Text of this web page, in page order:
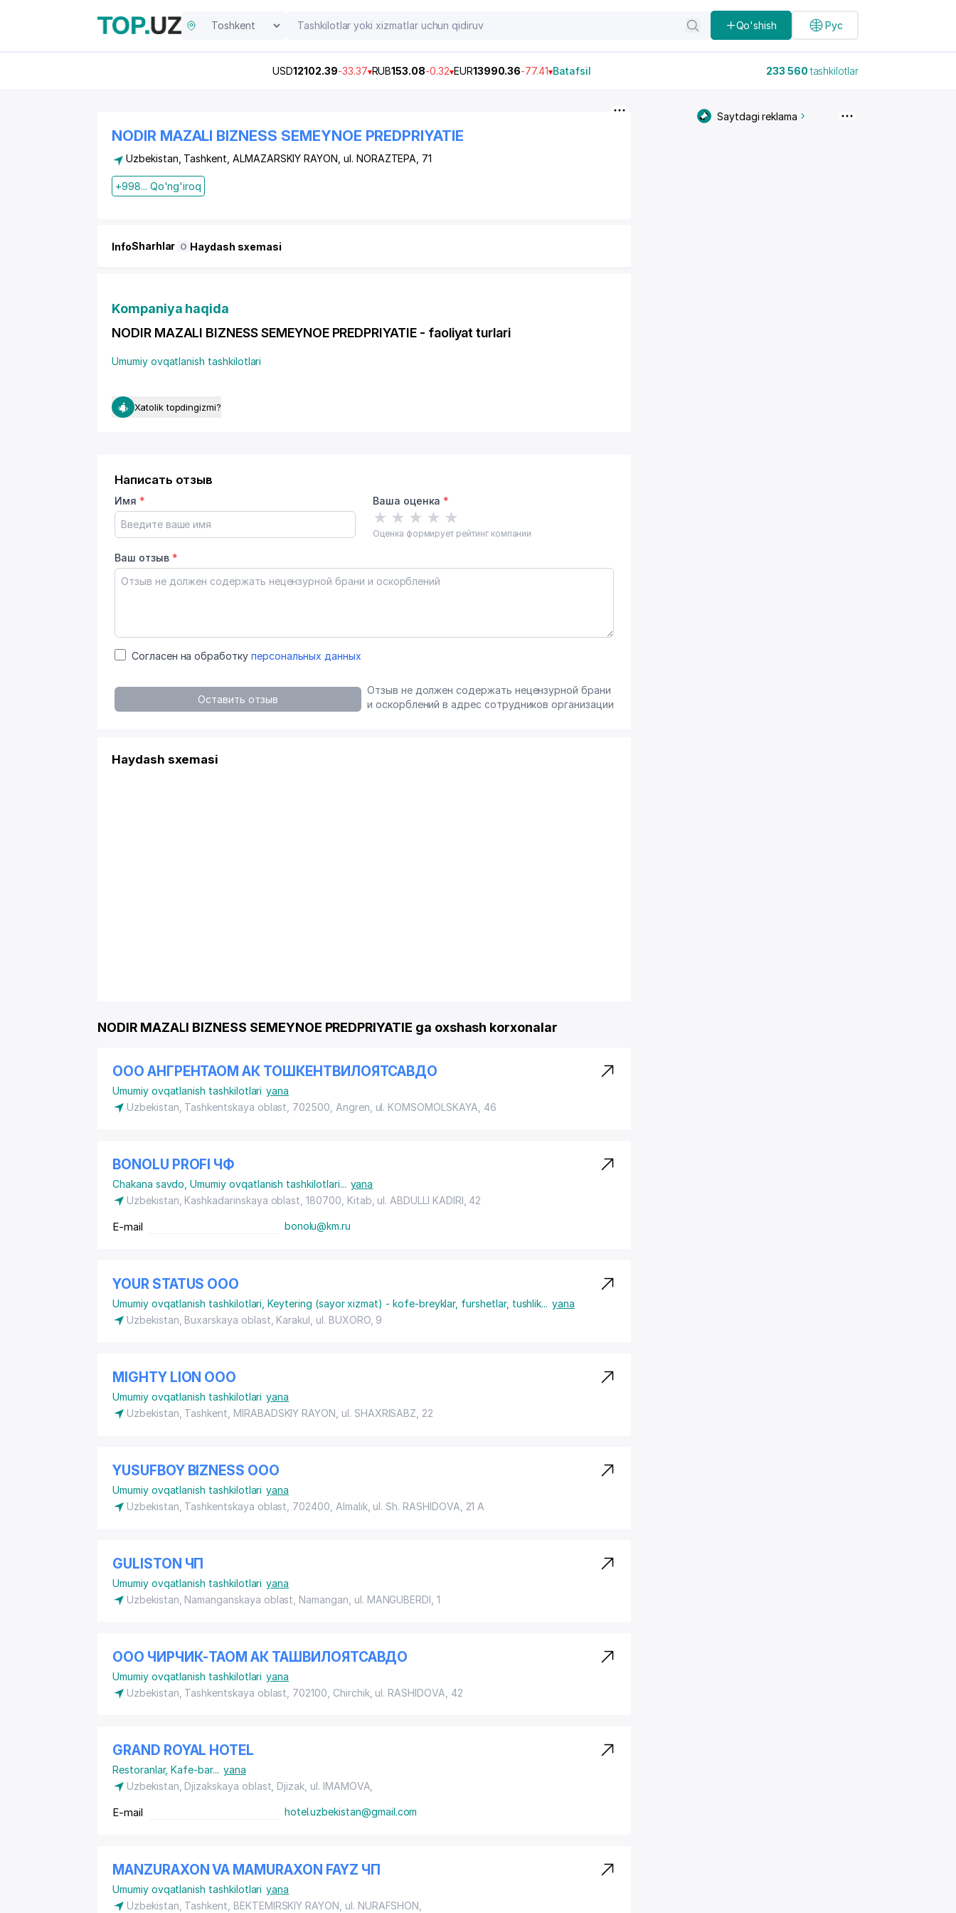
Qo'shish Рус
USD12102.39-33.37 RUB153.08-0.32 EUR13990.36-77.41 Batafsil 233 560tashkilotlar
NODIR MAZALI BIZNESS SEMEYNOE PREDPRIYATIE
Uzbekistan, Tashkent, ALMAZARSKIY RAYON , ul. NORAZTEPA, 71
+998... Qo'ng'iroq
InfoSharhlar 0 Haydash sxemasi
Kompaniya haqida
NODIR MAZALI BIZNESS SEMEYNOE PREDPRIYATIE - faoliyat turlari
Umumiy ovqatlanish tashkilotlari
Xatolik topdingizmi?
Написать отзыв
Имя * Ваша оценка *
★ ★ ★ ★ ★
Оценка формирует рейтинг компании
Ваш отзыв *
Согласен на обработку персональных данных
Оставить отзыв
Отзыв не должен содержать нецензурной брани
и оскорблений в адрес сотрудников организации
Haydash sxemasi
NODIR MAZALI BIZNESS SEMEYNOE PREDPRIYATIE ga oxshash korxonalar
ООО АНГРЕНТАОМ АК ТОШКЕНТВИЛОЯТСАВДО
Umumiy ovqatlanish tashkilotlari yana
Uzbekistan, Tashkentskaya oblast, 702500, Angren, ul. KOMSOMOLSKAYA , 46
BONOLU PROFI ЧФ
Chakana savdo ,Umumiy ovqatlanish tashkilotlari... yana
Uzbekistan, Kashkadarinskaya oblast, 180700, Kitab, ul. ABDULLI KADIRI , 42
E-mail bonolu@km.ru
YOUR STATUS ООО
Umumiy ovqatlanish tashkilotlari ,Keytering (sayor xizmat) - kofe-breyklar, furshetlar, tushlik... yana
Uzbekistan, Buxarskaya oblast, Karakul, ul. BUXORO, 9
MIGHTY LION ООО
Umumiy ovqatlanish tashkilotlari yana
Uzbekistan, Tashkent, MIRABADSKIY RAYON , ul. SHAXRISABZ, 22
YUSUFBOY BIZNESS ООО
Umumiy ovqatlanish tashkilotlari yana
Uzbekistan, Tashkentskaya oblast, 702400, Almalik, ul. Sh. RASHIDOVA , 21 A
GULISTON ЧП
Umumiy ovqatlanish tashkilotlari yana
Uzbekistan, Namanganskaya oblast, Namangan, ul. MANGUBERDI , 1
ООО ЧИРЧИК-ТАОМ АК ТАШВИЛОЯТСАВДО
Umumiy ovqatlanish tashkilotlari yana
Uzbekistan, Tashkentskaya oblast, 702100, Chirchik, ul. RASHIDOVA, 42
GRAND ROYAL HOTEL
Restoranlar,Kafe-bar... yana
Uzbekistan, Djizakskaya oblast, Djizak, ul. IMAMOVA
E-mail hotel.uzbekistan@gmail.com
MANZURAXON VA MAMURAXON FAYZ ЧП
Umumiy ovqatlanish tashkilotlari yana
Uzbekistan, Tashkent, BEKTEMIRSKIY RAYON , ul. NURAFSHON,
Saytdagi reklama